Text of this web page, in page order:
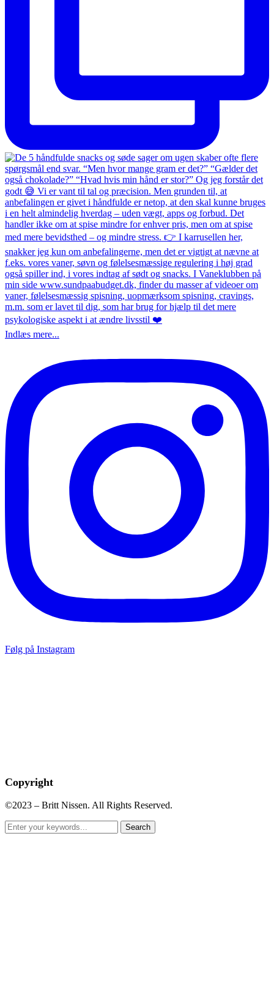
Indlæs mere...
Følg på Instagram
Copyright
©2023 – Britt Nissen. All Rights Reserved.